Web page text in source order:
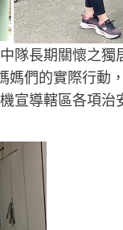
隊長期關懷之
們的實際行動
宣導轄區各項